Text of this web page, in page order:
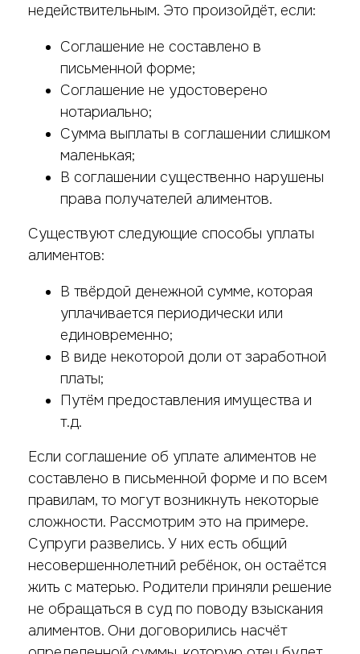
недействительным. Это произойдёт, если:
Соглашение не составлено в
письменной форме;
Соглашение не удостоверено
нотариально;
Сумма выплаты в соглашении слишком
маленькая;
В соглашении существенно нарушены
права получателей алиментов.
Существуют следующие способы уплаты
алиментов:
В твёрдой денежной сумме, которая
уплачивается периодически или
единовременно;
В виде некоторой доли от заработной
платы;
Путём предоставления имущества и
т.д.
Если соглашение об уплате алиментов не
составлено в письменной форме и по всем
правилам, то могут возникнуть некоторые
сложности. Рассмотрим это на примере.
Супруги развелись. У них есть общий
несовершеннолетний ребёнок, он остаётся
жить с матерью. Родители приняли решение
не обращаться в суд по поводу взыскания
алиментов. Они договорились насчёт